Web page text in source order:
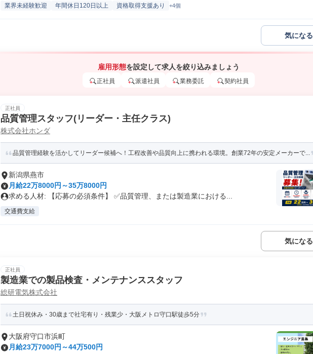
業界未経験歓迎 年間休日120日以上 資格取得支援あり +4個
気になる
雇用形態を設定して求人を絞り込みましょう
正社員 派遣社員 業務委託 契約社員
正社員
品質管理スタッフ(リーダー・主任クラス)
株式会社ホンダ
品質管理経験を活かしてリーダー候補へ！工程改善や品質向上に携われる環境。創業72年の安定メーカーで...
新潟県燕市
月給22万8000円～35万8000円
求める人材: 【応募の必須条件】 ✅品質管理、または製造業における...
交通費支給
気になる
正社員
製造業での製品検査・メンテナンススタッフ
総研電気株式会社
土日祝休み・30歳まで社宅有り・残業少・大阪メトロ守口駅徒歩5分
大阪府守口市浜町
月給23万7000円～44万500円